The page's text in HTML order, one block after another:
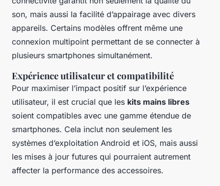
son, mais aussi la facilité d’appairage avec divers
appareils. Certains modèles offrent même une
connexion multipoint permettant de se connecter à
plusieurs smartphones simultanément.
Expérience utilisateur et compatibilité
Pour maximiser l’impact positif sur l’expérience
utilisateur, il est crucial que les kits mains libres
soient compatibles avec une gamme étendue de
smartphones. Cela inclut non seulement les
systèmes d’exploitation Android et iOS, mais aussi
les mises à jour futures qui pourraient autrement
affecter la performance des accessoires.